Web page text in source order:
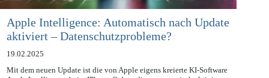
Apple Intelligence: Automatisch nach Update
aktiviert – Datenschutzprobleme?
19.02.2025